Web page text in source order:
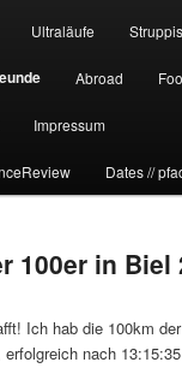
Ultraläufe
Abroad
Impressum
Dates //
100er in Biel
Ich hab die 100km
nach